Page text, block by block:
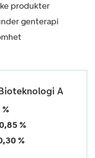
produkter
genterapi
A
%
%